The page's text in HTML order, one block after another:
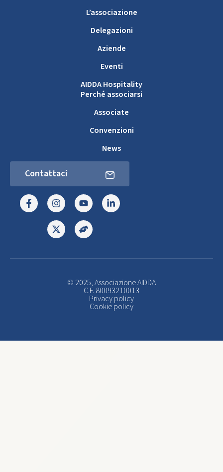
L’associazione
Delegazioni
Aziende
Eventi
AIDDA Hospitality
Perché associarsi
Associate
Convenzioni
News
Contattaci
© 2025, Associazione AIDDA
C.F. 80093210013
Privacy policy
Cookie policy